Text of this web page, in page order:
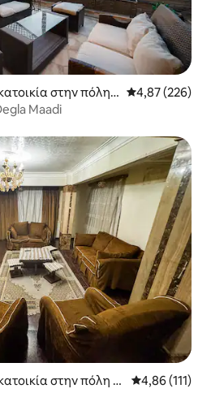
στην πόλη E Μέση
4,87 (226)
Maadi
στην πόλη M
Μέση
4,86 (111)